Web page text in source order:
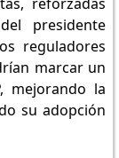
reforzadas
presidente
reguladores
marcar un
mejorando la
su adopción